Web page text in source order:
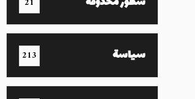
سياسة 213